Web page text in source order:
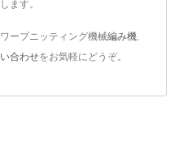
ます。
ープニッティング機械編み機
合わせをお気軽にどうぞ。